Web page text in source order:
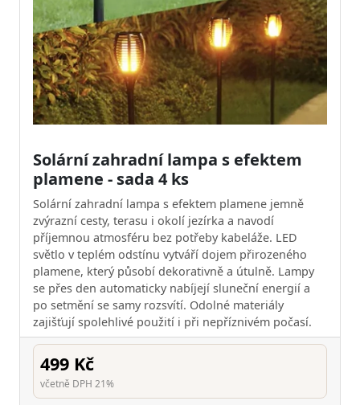
Solární zahradní lampa s efektem
plamene - sada 4 ks
Solární zahradní lampa s efektem plamene jemně
zvýrazní cesty, terasu i okolí jezírka a navodí
příjemnou atmosféru bez potřeby kabeláže. LED
světlo v teplém odstínu vytváří dojem přirozeného
plamene, který působí dekorativně a útulně. Lampy
se přes den automaticky nabíjejí sluneční energií a
po setmění se samy rozsvítí. Odolné materiály
zajišťují spolehlivé použití i při nepříznivém počasí.
499 Kč
včetně DPH 21%